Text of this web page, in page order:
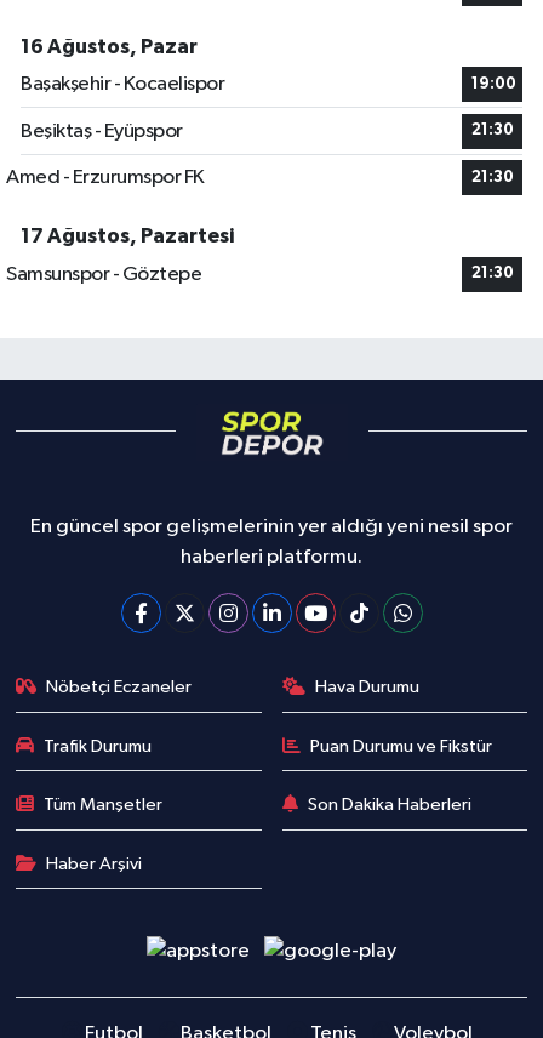
16 Ağustos, Pazar
Başakşehir - Kocaelispor
19:00
Beşiktaş - Eyüpspor 21:30
Amed - Erzurumspor FK 21:30
17 Ağustos, Pazartesi
Samsunspor - Göztepe
21:30
En güncel spor gelişmelerinin yer aldığı yeni nesil spor
haberleri platformu.
Nöbetçi Eczaneler Hava Durumu
Trafik Durumu Puan Durumu ve Fikstür
Tüm Manşetler Son Dakika Haberleri
Haber Arşivi
Futbol Basketbol Tenis Voleybol